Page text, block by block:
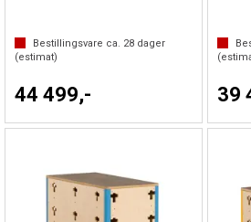
Bestillingsvare ca. 28 dager
(estimat)
44 499,- 39